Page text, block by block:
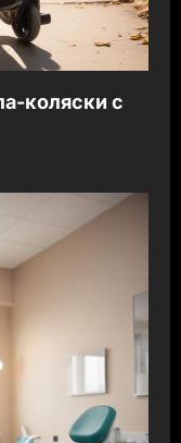
коляски с